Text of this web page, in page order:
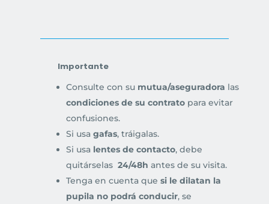
Importante
Consulte con sumutua/aseguradora las
condiciones de su contratopara evitar
confusiones.
Si usa gafas, tráigalas.
Si usa lentes de contacto, debe
quitárselas 24/48h antes de su visita.
Tenga en cuenta que si le dilatan la
pupila no podrá conducir, se